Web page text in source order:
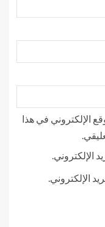
الإلكتروني في هذا
الإلكتروني.
الإلكتروني.